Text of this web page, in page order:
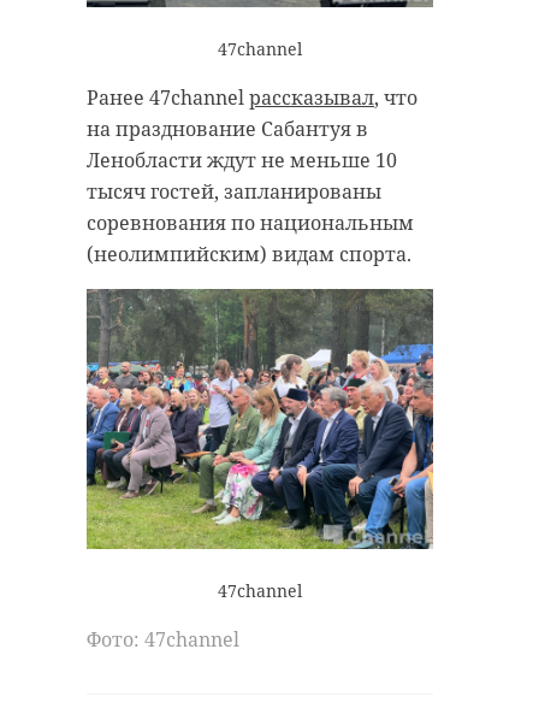
47channel
Ранее 47channelрассказывал, что
на празднование Сабантуя в
Ленобласти ждут не меньше 10
тысяч гостей, запланированы
соревнования по национальным
(неолимпийским) видам спорта.
47channel
Фото: 47channel